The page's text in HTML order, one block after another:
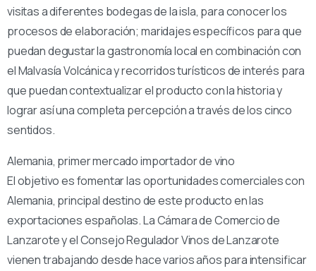
visitas a diferentes bodegas de la isla, para conocer los
procesos de elaboración; maridajes específicos para que
puedan degustar la gastronomía local en combinación con
el Malvasía Volcánica y recorridos turísticos de interés para
que puedan contextualizar el producto con la historia y
lograr así una completa percepción a través de los cinco
sentidos.
Alemania, primer mercado importador de vino
El objetivo es fomentar las oportunidades comerciales con
Alemania, principal destino de este producto en las
exportaciones españolas. La Cámara de Comercio de
Lanzarote y el Consejo Regulador Vinos de Lanzarote
vienen trabajando desde hace varios años para intensificar